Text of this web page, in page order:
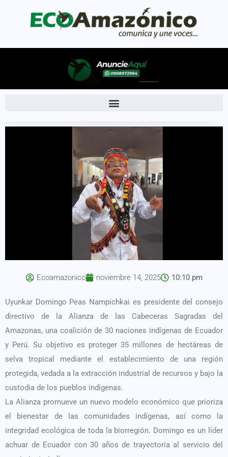
Ecoamazonico noviembre 14, 2025 10:10 pm
Uyunkar Domingo Peas Nampichkai es presidente del consejo
directivo de la Alianza de las Cabeceras Sagradas del
Amazonas, una coalición de 30 naciones indígenas de Ecuador
y Perú. Su objetivo es proteger 35 millones de hectáreas de
selva tropical mediante el establecimiento de una región
protegida, vedada a la extracción industrial de recursos y bajo la
custodia de los pueblos indígenas.
La Alianza promueve un nuevo modelo económico que prioriza
el bienestar de las comunidades indígenas, así como la
integridad ecológica de toda la biorregión. Domingo es un líder
achuar de Ecuador con 30 años de trayectoria al servicio del